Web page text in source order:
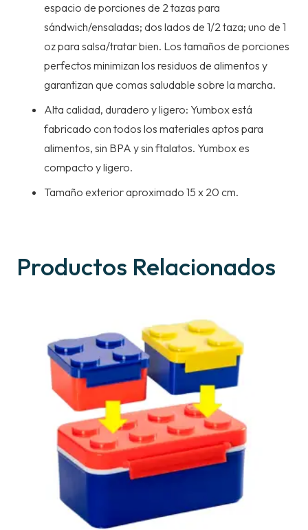
espacio de porciones de 2 tazas para
sándwich/ensaladas; dos lados de 1/2 taza; uno de 1
oz para salsa/tratar bien. Los tamaños de porciones
perfectos minimizan los residuos de alimentos y
garantizan que comas saludable sobre la marcha.
Alta calidad, duradero y ligero: Yumbox está
fabricado con todos los materiales aptos para
alimentos, sin BPA y sin ftalatos. Yumbox es
compacto y ligero.
Tamaño exterior aproximado 15 x 20 cm.
Productos Relacionados